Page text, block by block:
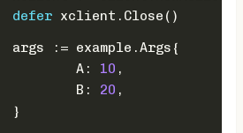
defer xclient.Close()
	args := example.Args{
		A:
10 ,
		B:
20 ,
	}